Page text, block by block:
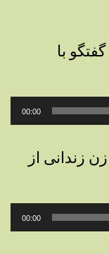
با
00:00
زندانی از
00:00